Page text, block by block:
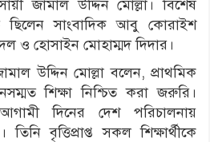
জামাল উদ্দিন মোল্লা। বিশেষ
ছিলেন সাংবাদিক আবু কোরাইশ
ও হোসাইন মোহাম্মদ দিদার।
উদ্দিন মোল্লা বলেন, প্রাথমিক
শিক্ষা নিশ্চিত করা জরুরি।
দিনের দেশ পরিচালনায়
বৃত্তিপ্রাপ্ত সকল শিক্ষার্থীকে